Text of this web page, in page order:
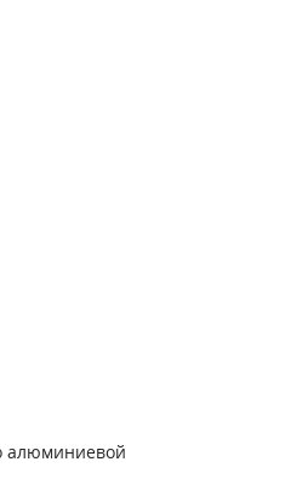
алюминиевой